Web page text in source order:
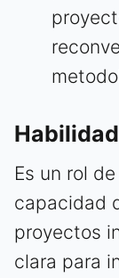
Es un rol
capacidad
proyectos
clara para